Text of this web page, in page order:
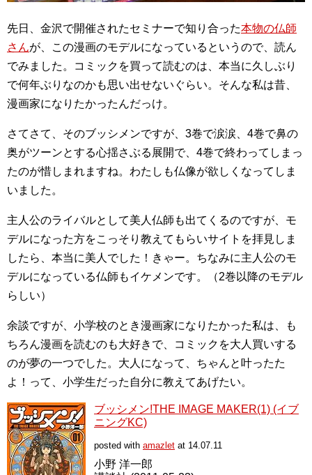
先日、金沢で開催されたセミナーで知り合った本物の仏師
さんが、この漫画のモデルになっているというので、読ん
でみました。コミックを買って読むのは、本当に久しぶり
で何年ぶりなのかも思い出せないぐらい。そんな私は昔、
漫画家になりたかったんだっけ。
さてさて、そのブッシメンですが、3巻で涙涙、4巻で鼻の
奥がツーンとする心揺さぶる展開で、4巻で終わってしまっ
たのが惜しまれますね。わたしも仏像が欲しくなってしま
いました。
主人公のライバルとして美人仏師も出てくるのですが、モ
デルになった方をこっそり教えてもらいサイトを拝見しま
したら、本当に美人でした！きゃー。ちなみに主人公のモ
デルになっている仏師もイケメンです。（2巻以降のモデル
らしい）
余談ですが、小学校のとき漫画家になりたかった私は、も
ちろん漫画を読むのも大好きで、コミックを大人買いする
のが夢の一つでした。大人になって、ちゃんと叶ったた
よ！って、小学生だった自分に教えてあげたい。
ブッシメン!THE IMAGE MAKER(1) (イブ
ニングKC)
posted with amazlet at 14.07.11
小野 洋一郎